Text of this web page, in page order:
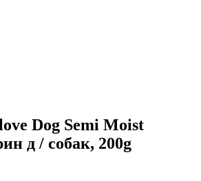
Dog Semi Moist
д / собак, 200g